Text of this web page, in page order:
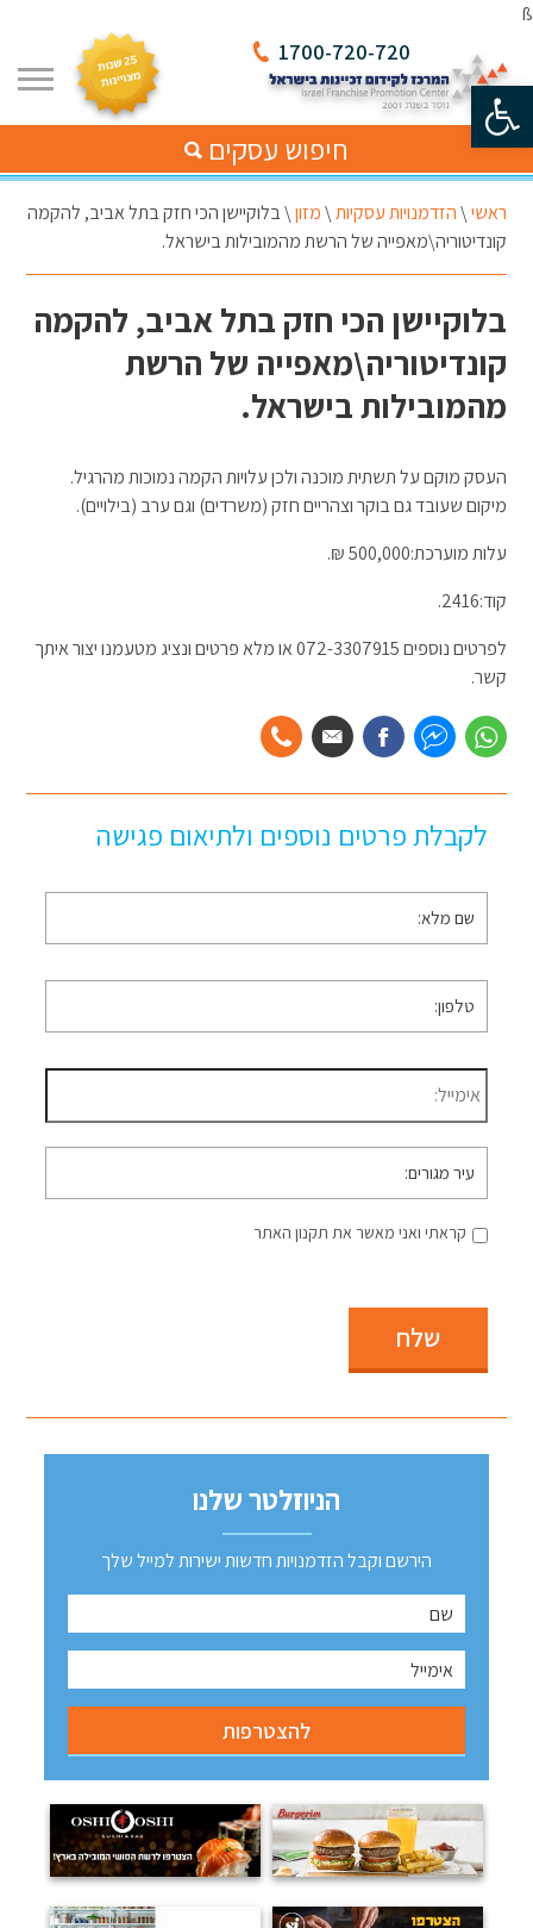
פתח סרגל נגישות
ß
1700-720-720
חיפוש עסקים
ראשי\הזדמנויות עסקיות\מזון\בלוקיישן הכי חזק בתל אביב, להקמה
קונדיטוריה\מאפייה של הרשת מהמובילות בישראל.
בלוקיישן הכי חזק בתל אביב, להקמה
קונדיטוריה\מאפייה של הרשת
מהמובילות בישראל.
העסק מוקם על תשתית מוכנה ולכן עלויות הקמה נמוכות מהרגיל.
מיקום שעובד גם בוקר וצהריים חזק (משרדים) וגם ערב (בילויים).
עלות מוערכת:500,000 ₪.
קוד:2416.
לפרטים נוספים 072-3307915 או מלא פרטים ונציג מטעמנו יצור איתך
קשר.
לקבלת פרטים נוספים ולתיאום פגישה
שם
מלא *
טלפון *
דוא״ל *
עיר
מגורים
קראתי ואני מאשר את תקנון האתר
שלח
הניוזלטר שלנו
הירשם וקבל הזדמנויות חדשות ישירות למייל שלך